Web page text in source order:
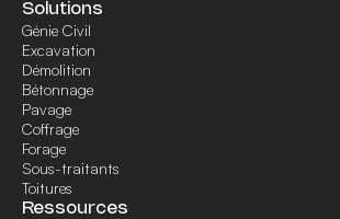
Solutions
Génie Civil
Excavation
Démolition
Bétonnage
Pavage
Coffrage
Forage
Sous-traitants
Toitures
Ressources